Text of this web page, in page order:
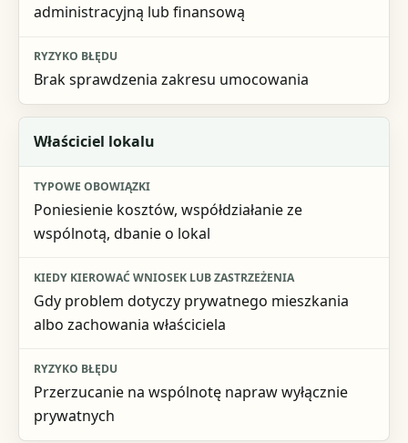
administracyjną lub finansową
Brak sprawdzenia zakresu umocowania
Właściciel lokalu
Poniesienie kosztów, współdziałanie ze
wspólnotą, dbanie o lokal
Gdy problem dotyczy prywatnego mieszkania
albo zachowania właściciela
Przerzucanie na wspólnotę napraw wyłącznie
prywatnych